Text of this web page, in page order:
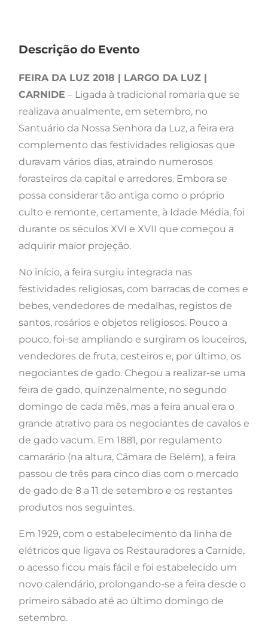
Descrição do Evento
FEIRA DA LUZ 2018 | LARGO DA LUZ |
CARNIDE – Ligada à tradicional romaria que se
realizava anualmente, em setembro, no
Santuário da Nossa Senhora da Luz, a feira era
complemento das festividades religiosas que
duravam vários dias, atraindo numerosos
forasteiros da capital e arredores. Embora se
possa considerar tão antiga como o próprio
culto e remonte, certamente, à Idade Média, foi
durante os séculos XVI e XVII que começou a
adquirir maior projeção.
No início, a feira surgiu integrada nas
festividades religiosas, com barracas de comes e
bebes, vendedores de medalhas, registos de
santos, rosários e objetos religiosos. Pouco a
pouco, foi-se ampliando e surgiram os louceiros,
vendedores de fruta, cesteiros e, por último, os
negociantes de gado. Chegou a realizar-se uma
feira de gado, quinzenalmente, no segundo
domingo de cada mês, mas a feira anual era o
grande atrativo para os negociantes de cavalos e
de gado vacum. Em 1881, por regulamento
camarário (na altura, Câmara de Belém), a feira
passou de três para cinco dias com o mercado
de gado de 8 a 11 de setembro e os restantes
produtos nos seguintes.
Em 1929, com o estabelecimento da linha de
elétricos que ligava os Restauradores a Carnide,
o acesso ficou mais fácil e foi estabelecido um
novo calendário, prolongando-se a feira desde o
primeiro sábado até ao último domingo de
setembro.